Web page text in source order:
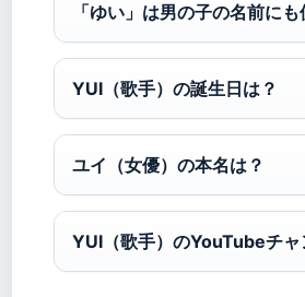
「ゆい」は男の子の名前にも
YUI（歌手）の誕生日は？
ユイ（女優）の本名は？
YUI（歌手）のYouTubeチャ